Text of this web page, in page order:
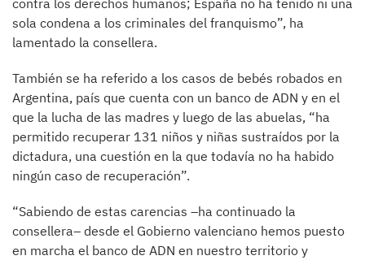
contra los derechos humanos; España no ha tenido ni una
sola condena a los criminales del franquismo”, ha
lamentado la consellera.
También se ha referido a los casos de bebés robados en
Argentina, país que cuenta con un banco de ADN y en el
que la lucha de las madres y luego de las abuelas, “ha
permitido recuperar 131 niños y niñas sustraídos por la
dictadura, una cuestión en la que todavía no ha habido
ningún caso de recuperación”.
“Sabiendo de estas carencias –ha continuado la
consellera– desde el Gobierno valenciano hemos puesto
en marcha el banco de ADN en nuestro territorio y